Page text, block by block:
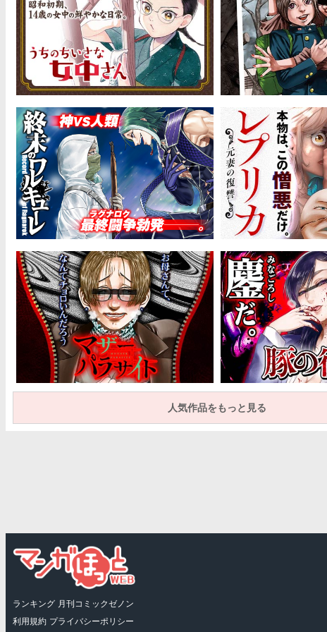
人気作品をもっと見る
ランキング 月刊コミックゼノン
利用規約 プライバシーポリシー